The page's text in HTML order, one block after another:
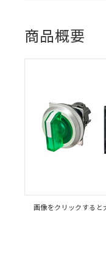
商品概要
画像をクリックすると